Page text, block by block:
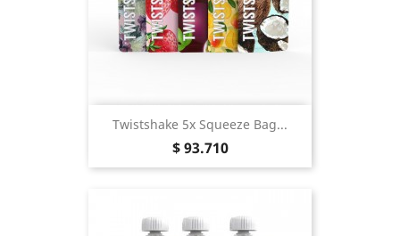
Twistshake 5x Squeeze Bag...
Precio
$ 93.710